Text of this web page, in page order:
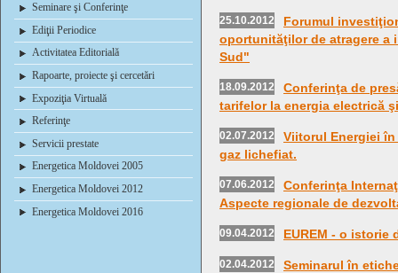
Seminare şi Conferinţe
Ediţii Periodice
Activitatea Editorială
Rapoarte, proiecte şi cercetări
Expoziţia Virtuală
Referinţe
Servicii prestate
Energetica Moldovei 2005
Energetica Moldovei 2012
Energetica Moldovei 2016
25.10.2012
Forumul
oportunităţilor de atragere a
Sud"
18.09.2012
Conferinţa de
tarifelor la energia electrică
02.07.2012
Viitorul Energiei
gaz lichefiat.
07.06.2012
Conferinţa
Aspecte regionale de
09.04.2012 EUREM - o istorie
02.04.2012
Seminarul în